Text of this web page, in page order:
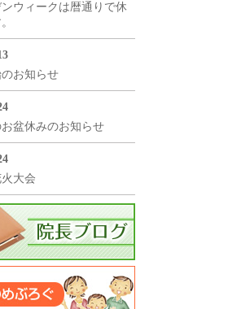
ンウィークは暦通りで休
お知らせ
お盆休みのお知らせ
大会